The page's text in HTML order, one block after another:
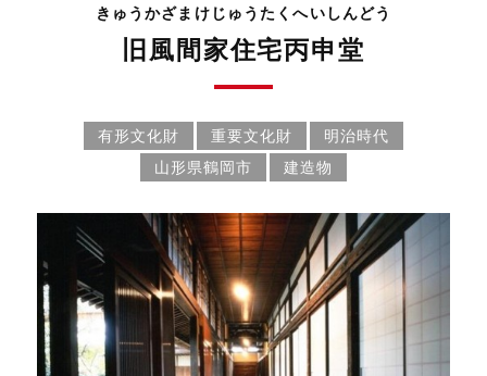
きゅうかざまけじゅうたくへいしんどう
旧風間家住宅丙申堂
有形文化財 重要文化財
明治時代
山形県鶴岡市
建造物